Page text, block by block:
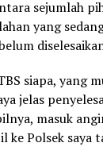
sejumlah
yang
siapa, yang
jelas
masuk
ke Polsek saya